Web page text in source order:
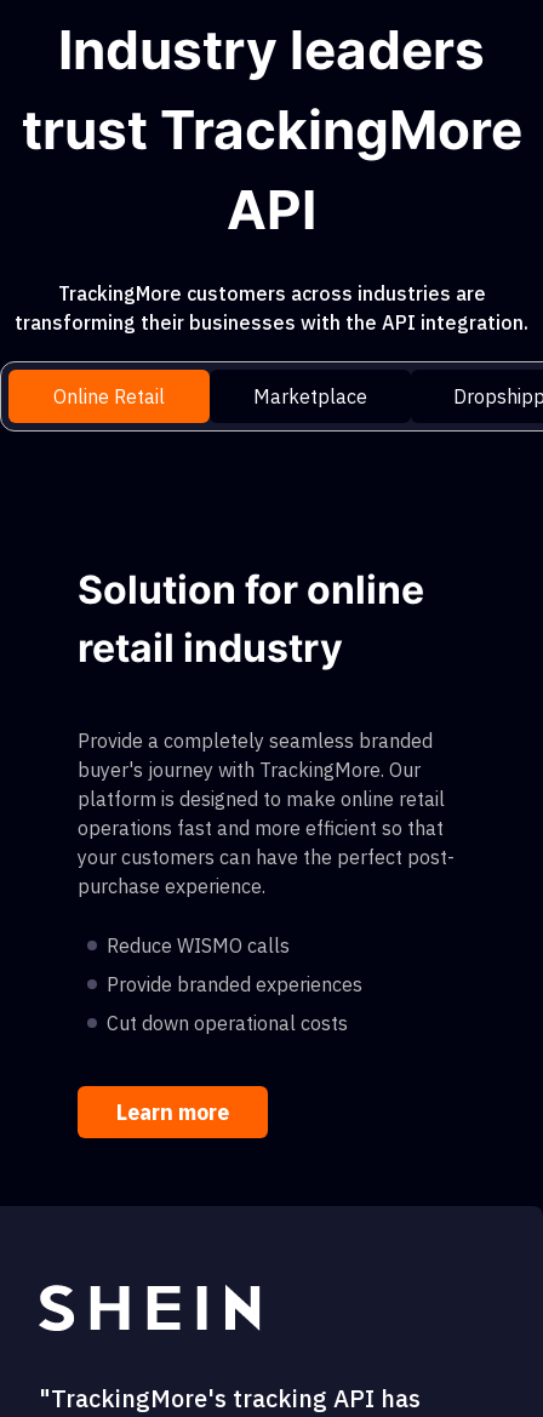
Industry leaders
trust TrackingMore
API
TrackingMore customers across industries are
transforming their businesses with the API integration.
Online Retail Marketplace
Solution for online
retail industry
Provide a completely seamless branded
buyer's journey with TrackingMore. Our
platform is designed to make online retail
operations fast and more efficient so that
your customers can have the perfect post-
purchase experience.
Reduce WISMO calls
Provide branded experiences
Cut down operational costs
Learn more
"TrackingMore's tracking API has